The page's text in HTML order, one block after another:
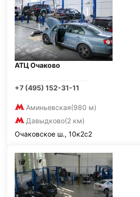
АТЦ Очаково
+7 (495) 152-31-11
Аминьевская(980 м)
Давыдково(2 км)
Очаковское ш., 10к2с2